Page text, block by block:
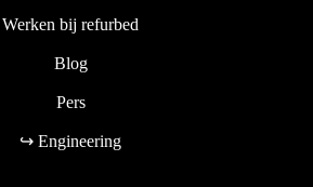
Werken bij refurbed
Blog
Pers
↪ Engineering